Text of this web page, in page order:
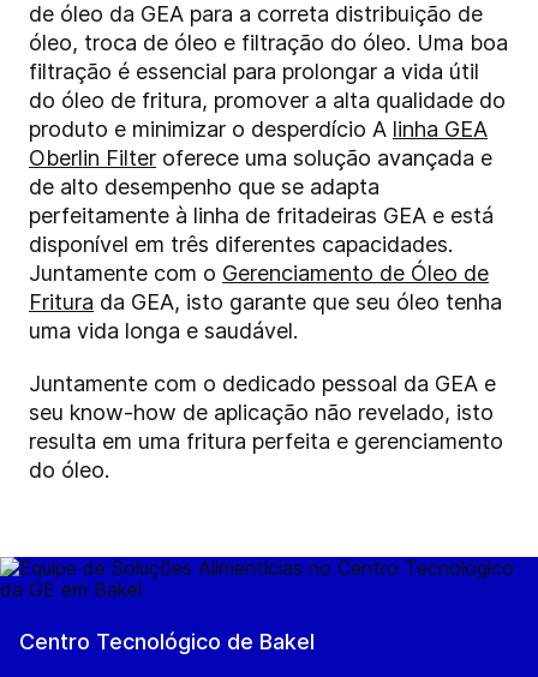
de óleo da GEA para a correta distribuição de
óleo, troca de óleo e filtração do óleo. Uma boa
filtração é essencial para prolongar a vida útil
do óleo de fritura, promover a alta qualidade do
produto e minimizar o desperdício A linha GEA
Oberlin Filter oferece uma solução avançada e
de alto desempenho que se adapta
perfeitamente à linha de fritadeiras GEA e está
disponível em três diferentes capacidades.
Juntamente com o Gerenciamento de Óleo de
Fritura da GEA, isto garante que seu óleo tenha
uma vida longa e saudável.
Juntamente com o dedicado pessoal da GEA e
seu know-how de aplicação não revelado, isto
resulta em uma fritura perfeita e gerenciamento
do óleo.
Centro Tecnológico de Bakel